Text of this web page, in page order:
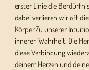
erster Linie die
dabei verlieren wir oft
Körper.Zu unserer
inneren Wahrheit. Die
diese Verbindung
deinem Herzen und